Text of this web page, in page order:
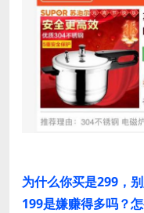
为什么你买是299，
199是嫌赚得多吗？